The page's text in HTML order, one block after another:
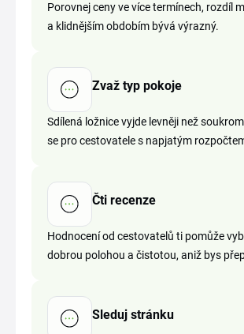
Porovnej ceny ve více termínech, rozdíl
a klidnějším obdobím bývá výrazný.
Zvaž typ pokoje
Sdílená ložnice vyjde levněji než
se pro cestovatele s napjatým
Čti recenze
Hodnocení od cestovatelů ti pomůže
dobrou polohou a čistotou, aniž bys
Sleduj stránku